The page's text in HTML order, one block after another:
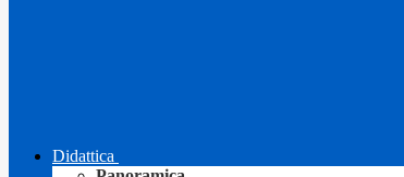
Didattica